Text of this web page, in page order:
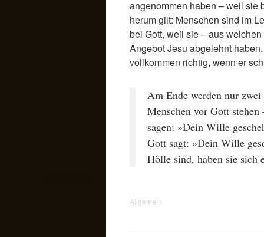
angenommen haben – weil sie
herum gilt: Menschen sind im
bei Gott, weil sie – aus
Angebot Jesu abgelehnt
vollkommen richtig, wenn er
Am Ende werden nur
Menschen vor Gott
sagen: »Dein Wille
Gott sagt: »Dein Wille
Hölle sind, haben sie sich
Allgemein